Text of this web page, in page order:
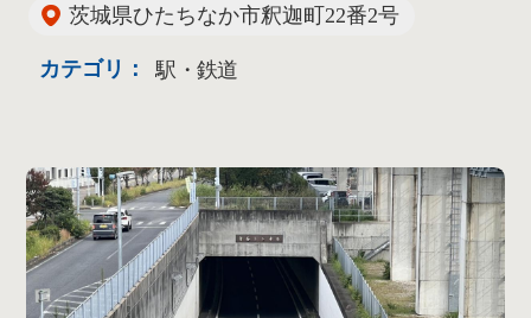
茨城県ひたちなか市釈迦町22番2号
カテゴリ： 駅・鉄道